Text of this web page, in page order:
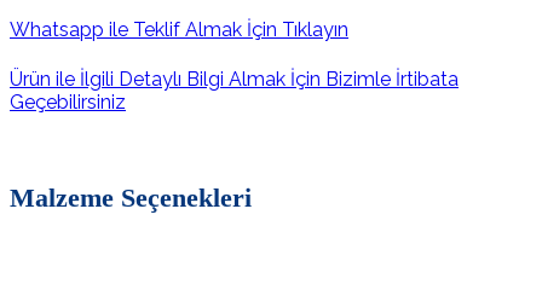
Whatsapp ile Teklif Almak İçin Tıklayın
Ürün ile İlgili Detaylı Bilgi Almak İçin Bizimle İrtibata
Geçebilirsiniz
Malzeme Seçenekleri